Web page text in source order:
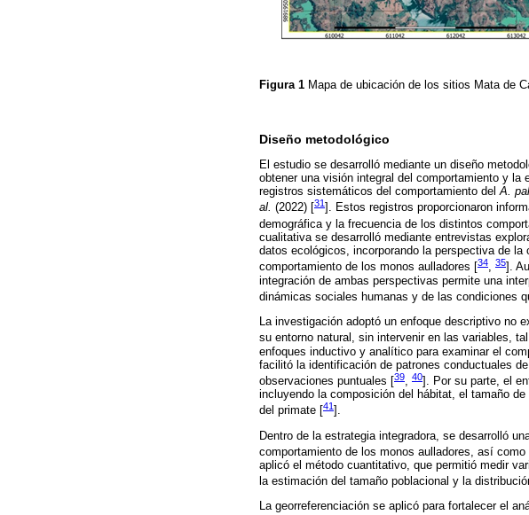
Figura 1 Mapa de ubicación de los sitios Mata de
Diseño metodológico
El estudio se desarrolló mediante un diseño
obtener una visión integral del comportamiento y la
registros sistemáticos del comportamiento delA.
al. (2022) [ 31 ]. Estos registros proporcionaron
demográfica y la frecuencia de los distintos
cualitativa se desarrolló mediante entrevistas
datos ecológicos, incorporando la perspectiva de
comportamiento de los monos aulladores [34, 35].
integración de ambas perspectivas permite una
dinámicas sociales humanas y de las condiciones
La investigación adoptó un enfoque descriptivo no
su entorno natural, sin intervenir en las variables,
enfoques inductivo y analítico para examinar el
facilitó la identificación de patrones conductuales de
observaciones puntuales [39 40]. Por su parte, el
incluyendo la composición del hábitat, el tamaño
del primate [41].
Dentro de la estrategia integradora, se desarrolló
comportamiento de los monos aulladores, así
aplicó el método cuantitativo, que permitió medir
la estimación del tamaño poblacional y la
La georreferenciación se aplicó para fortalecer el